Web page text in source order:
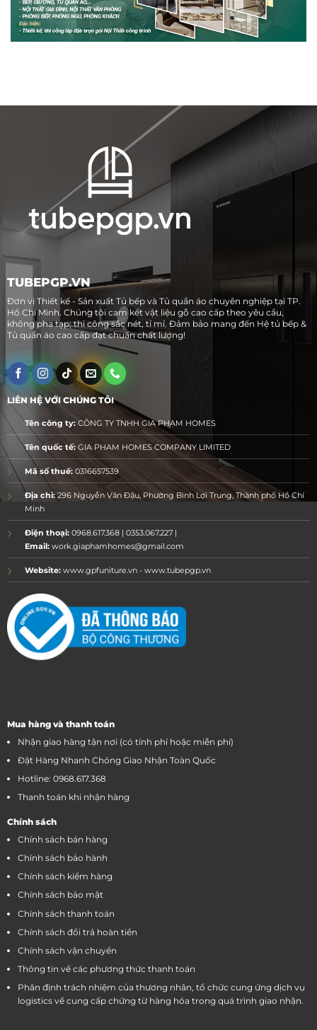
TUBEPGP.VN
Đơn vị Thiết kế - Sản xuất Tủ bếp và Tủ quần áo chuyên nghiệp tại TP.
Hồ Chí Minh. Chúng tôi cam kết vật liệu gỗ cao cấp theo yêu cầu,
không pha tạp; thi công sắc nét, tỉ mỉ. Đảm bảo mang đến Hệ tủ bếp &
Tủ quần áo cao cấp đạt chuẩn chất lượng!
LIÊN HỆ VỚI CHÚNG TÔI
Tên công ty:CÔNG TY TNHH GIA PHẠM HOMES
Tên quốc tế:GIA PHAM HOMES COMPANY LIMITED
Mã số thuế:0316657539
Địa chỉ:296 Nguyễn Văn Đậu, Phường Bình Lợi Trung, Thành phố Hồ Chí
Minh
Điện thoại:0968.617.368 | 0353.067.227 |
Email:work.giaphamhomes@gmail.com
Website:www.gpfuniture.vn - www.tubepgp.vn
Mua hàng và thanh toán
Nhận giao hàng tận nơi (có tính phí hoặc miễn phí)
Đặt Hàng Nhanh Chóng Giao Nhận Toàn Quốc
Hotline: 0968.617.368
Thanh toán khi nhận hàng
Chính sách
Chính sách bán hàng
Chính sách bảo hành
Chính sách kiểm hàng
Chính sách bảo mật
Chính sách thanh toán
Chính sách đổi trả hoàn tiền
Chính sách vận chuyển
Thông tin về các phương thức thanh toán
Phân định trách nhiệm của thương nhân, tổ chức cung ứng dịch vụ
logistics về cung cấp chứng từ hàng hóa trong quá trình giao nhận.